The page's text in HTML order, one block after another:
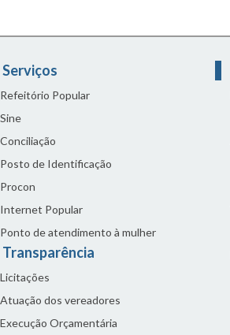
Serviços
Refeitório Popular
Sine
Conciliação
Posto de Identificação
Procon
Internet Popular
Ponto de atendimento à mulher
Transparência
Licitações
Atuação dos vereadores
Execução Orçamentária